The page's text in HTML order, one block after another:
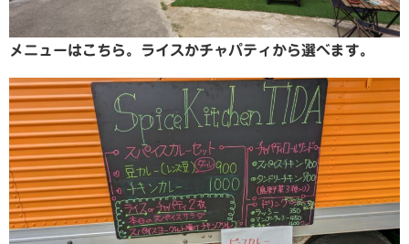
メニューはこちら。ライスかチャパティから選べます。